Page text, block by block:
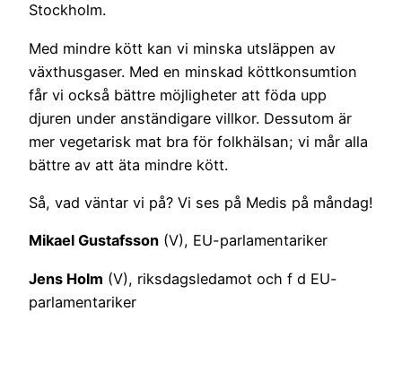
Stockholm.
Med mindre kött kan vi minska utsläppen av
växthusgaser. Med en minskad köttkonsumtion
får vi också bättre möjligheter att föda upp
djuren under anständigare villkor. Dessutom är
mer vegetarisk mat bra för folkhälsan; vi mår alla
bättre av att äta mindre kött.
Så, vad väntar vi på? Vi ses på Medis på måndag!
Mikael Gustafsson (V), EU-parlamentariker
Jens Holm (V), riksdagsledamot och f d EU-
parlamentariker